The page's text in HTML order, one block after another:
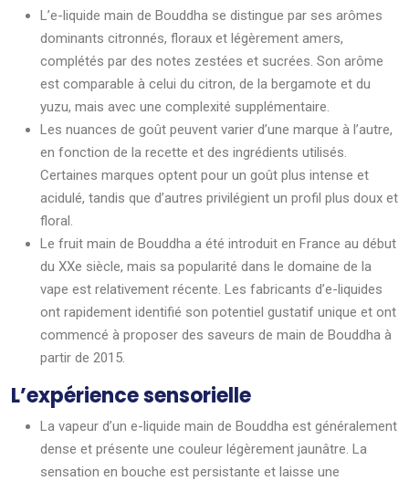
L’e-liquide main de Bouddha se distingue par ses arômes
dominants citronnés, floraux et légèrement amers,
complétés par des notes zestées et sucrées. Son arôme
est comparable à celui du citron, de la bergamote et du
yuzu, mais avec une complexité supplémentaire.
Les nuances de goût peuvent varier d’une marque à l’autre,
en fonction de la recette et des ingrédients utilisés.
Certaines marques optent pour un goût plus intense et
acidulé, tandis que d’autres privilégient un profil plus doux et
floral.
Le fruit main de Bouddha a été introduit en France au début
du XXe siècle, mais sa popularité dans le domaine de la
vape est relativement récente. Les fabricants d’e-liquides
ont rapidement identifié son potentiel gustatif unique et ont
commencé à proposer des saveurs de main de Bouddha à
partir de 2015.
L’expérience sensorielle
La vapeur d’un e-liquide main de Bouddha est généralement
dense et présente une couleur légèrement jaunâtre. La
sensation en bouche est persistante et laisse une